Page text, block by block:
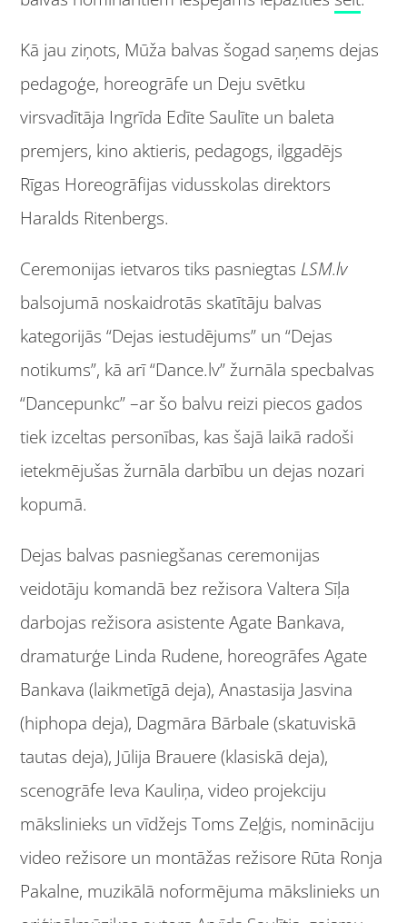
Kā jau ziņots, Mūža balvas šogad saņems dejas
pedagoģe, horeogrāfe un Deju svētku
virsvadītāja Ingrīda Edīte Saulīte un baleta
premjers, kino aktieris, pedagogs, ilggadējs
Rīgas Horeogrāfijas vidusskolas direktors
Haralds Ritenbergs.
Ceremonijas ietvaros tiks pasniegtas LSM.lv
balsojumā noskaidrotās skatītāju balvas
kategorijās “Dejas iestudējums” un “Dejas
notikums”, kā arī “Dance.lv” žurnāla specbalvas
“Dancepunkc” –ar šo balvu reizi piecos gados
tiek izceltas personības, kas šajā laikā radoši
ietekmējušas žurnāla darbību un dejas nozari
kopumā.
Dejas balvas pasniegšanas ceremonijas
veidotāju komandā bez režisora Valtera Sīļa
darbojas režisora asistente Agate Bankava,
dramaturģe Linda Rudene, horeogrāfes Agate
Bankava (laikmetīgā deja), Anastasija Jasvina
(hiphopa deja), Dagmāra Bārbale (skatuviskā
tautas deja), Jūlija Brauere (klasiskā deja),
scenogrāfe Ieva Kauliņa, video projekciju
mākslinieks un vīdžejs Toms Zeļģis, nomināciju
video režisore un montāžas režisore Rūta Ronja
Pakalne, muzikālā noformējuma mākslinieks un